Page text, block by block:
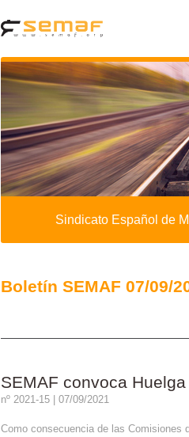
Sindicato Español de
Boletín SEMAF 07/09/
SEMAF convoca
nº 2021-15 | 07/09/2021
Como consecuencia de las Comisiones